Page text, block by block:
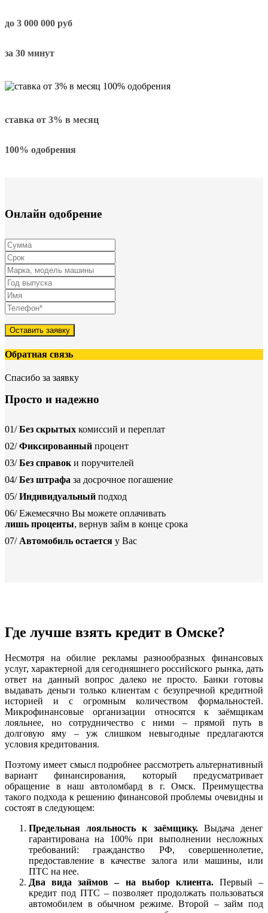
до 3 000 000 руб
за 30 минут
ставка от 3% в месяц
100% одобрения
Онлайн одобрение
Оставить заявку
Обратная связь
Спасибо за заявку
Просто и надежно
01/ Без скрытых комиссий и переплат
02/ Фиксированный процент
03/ Без справок и поручителей
04/ Без штрафа за досрочное погашение
05/ Индивидуальный подход
06/Ежемесячно Вы можете оплачивать
лишь проценты, вернув займ в конце срока
07/ Автомобиль остается у Вас
Где лучше взять кредит в Омске?
Несмотря на обилие рекламы разнообразных финансовых
услуг, характерной для сегодняшнего российского рынка, дать
ответ на данный вопрос далеко не просто. Банки готовы
выдавать деньги только клиентам с безупречной кредитной
историей и с огромным количеством формальностей.
Микрофинансовые организации относятся к заёмщикам
лояльнее, но сотрудничество с ними – прямой путь в
долговую яму – уж слишком невыгодные предлагаются
условия кредитования.
Поэтому имеет смысл подробнее рассмотреть альтернативный
вариант финансирования, который предусматривает
обращение в наш автоломбард в г. Омск. Преимущества
такого подхода к решению финансовой проблемы очевидны и
состоят в следующем:
Предельная лояльность к заёмщику.Выдача денег
гарантирована на 100% при выполнении несложных
требований: гражданство РФ, совершеннолетие,
предоставление в качестве залога или машины, или
ПТС на нее.
Два вида займов – на выбор клиента.Первый –
кредит под ПТС – позволяет продолжать пользоваться
автомобилем в обычном режиме. Второй – займ под